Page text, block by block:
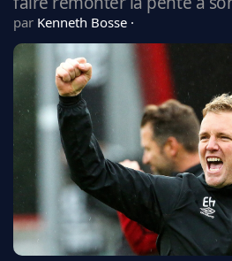
MERCATO
PSG
LIGUE 1
REAL MADRID
FC BARCELONE
MANCHESTER UNITED
CHELSEA
BAYERN
L'AVIS DE LA RÉDAC'
par Kenneth Bosse